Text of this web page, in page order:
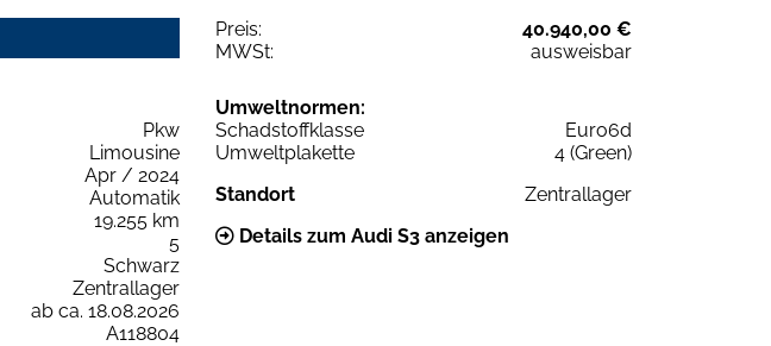
Preis:
40.940,00 €
MWSt:
ausweisbar
Pkw
Limousine
Apr / 2024
Automatik
19.255 km
5
Schwarz
Zentrallager
ab ca. 18.08.2026
A118804
Umweltnormen:
Schadstoffklasse
Euro6d
Umweltplakette
4 (Green)
Standort
Zentrallager
Details zum Audi S3 anzeigen